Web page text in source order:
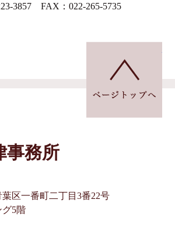
3857 FAX：022-265-5735
事務所
区一番町二丁目3番22号
5階